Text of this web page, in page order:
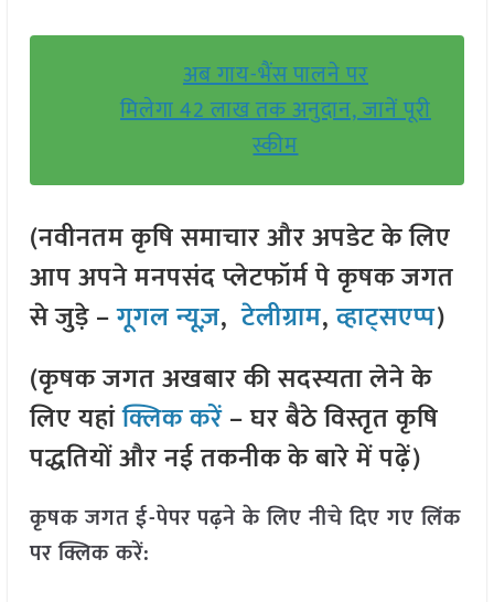
अब गाय-भैंस पालने पर
मिलेगा 42 लाख तक अनुदान, जानें पूरी
स्कीम
(नवीनतम कृषि समाचार और अपडेट के लिए
आप अपने मनपसंद प्लेटफॉर्म पे कृषक जगत
से जुड़े –गूगल न्यूज़,टेलीग्राम,व्हाट्सएप्प)
(कृषक जगत अखबार की सदस्यता लेने के
लिए यहांक्लिक करें– घर बैठे विस्तृत कृषि
पद्धतियों और नई तकनीक के बारे में पढ़ें)
कृषक जगत ई-पेपर पढ़ने के लिए नीचे दिए गए लिंक
पर क्लिक करें: